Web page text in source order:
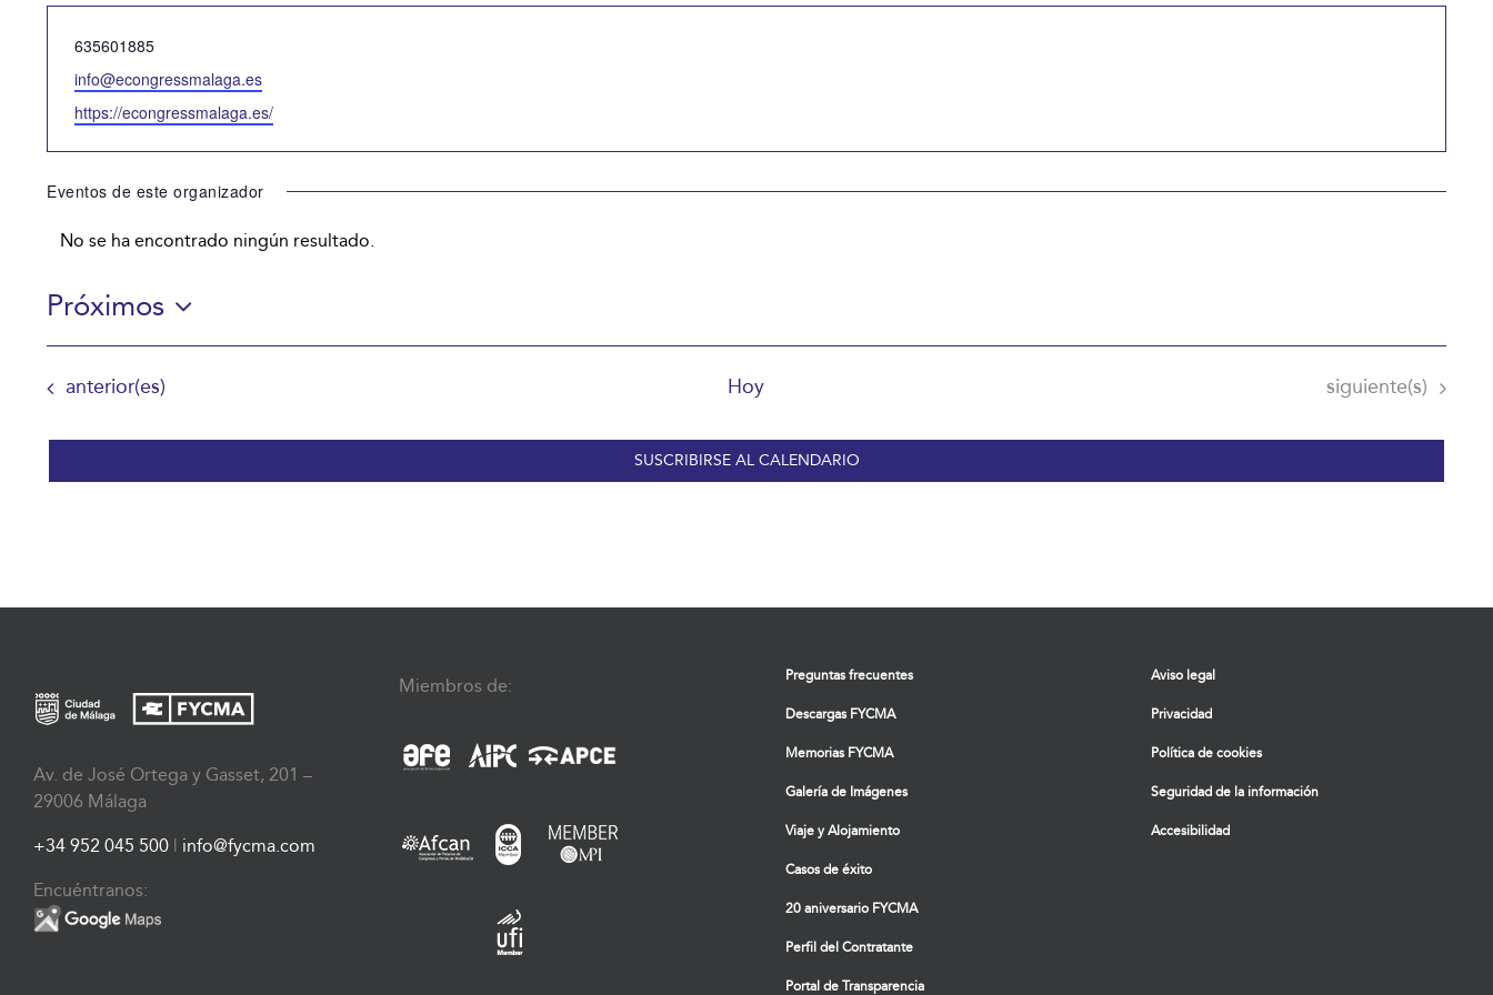
Teléfono
635601885
Email
info@econgressmalaga.es
Website
https://econgressmalaga.es/
Eventos de este organizador
Aviso
No se ha encontrado ningún resultado.
Próximos
Selecciona
fecha.
Eventos
anterior(es) Hoy Eventos
siguiente(s)
SUSCRIBIRSE AL CALENDARIO
Av. de José Ortega y Gasset, 201 –
29006 Málaga
+34 952 045 500 | info@fycma.com
Encuéntranos:
Miembros de: Preguntas frecuentes
Descargas FYCMA
Memorias FYCMA
Galería de Imágenes
Viaje y Alojamiento
Casos de éxito
20 aniversario FYCMA
Perfil del Contratante
Portal de Transparencia
Aviso legal
Privacidad
Política de cookies
Seguridad de la información
Accesibilidad